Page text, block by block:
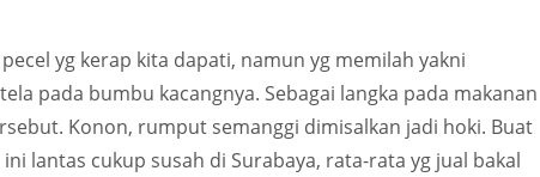
yg kerap kita dapati, namun yg memilah yakni
pada bumbu kacangnya. Sebagai langka pada makanan
Konon, rumput semanggi dimisalkan jadi hoki. Buat
lantas cukup susah di Surabaya, rata-rata yg jual bakal